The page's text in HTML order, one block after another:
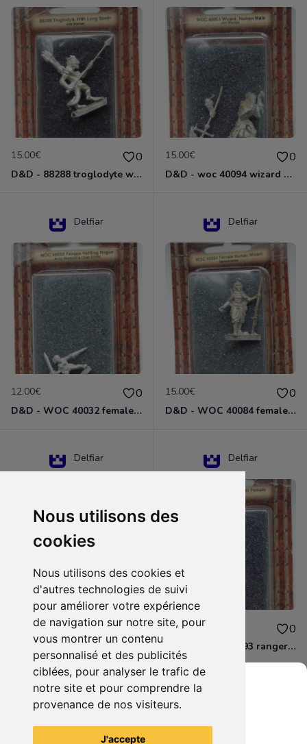
Nous utilisons des
cookies
Nous utilisons des cookies et
d'autres technologies de suivi
pour améliorer votre expérience
de navigation sur notre site, pour
vous montrer un contenu
personnalisé et des publicités
ciblées, pour analyser le trafic de
notre site et pour comprendre la
provenance de nos visiteurs.
J'accepte
15.00€ 0
D&D - 88288 troglodyte with long Miniature - Donjons Dragons
15.00€ 0
D&D - woc 40094 wizard human male Miniature - Donjons Dragons
Delfiar
12.00€ 0
D&D - WOC 40032 female halfling rogue Miniature - Donjons Dragons
Delfiar
15.00€ 0
D&D - WOC 40084 female human wizard Miniature - Donjons Dragons
Delfiar
15.00€ 0
D&D - 88286 paladin human male Miniature - Donjons Dragons
Delfiar
12.00€ 0
D&D - WOC 40093 ranger human female Miniature - Donjons Dragons
Voir tous les articles du vendeur
Grenier du Geek